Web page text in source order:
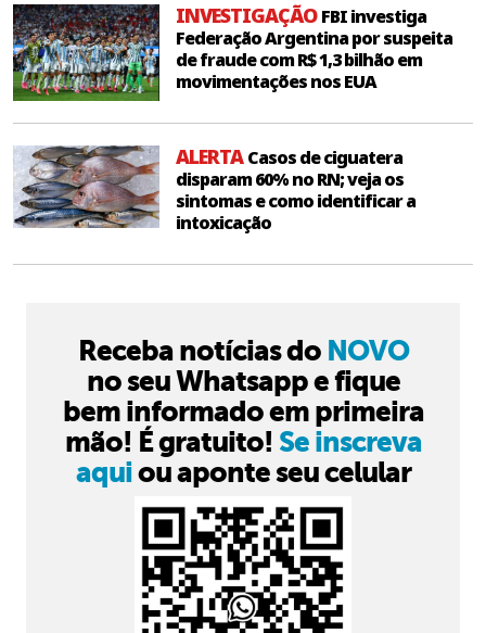
INVESTIGAÇÃOFBI investiga
Federação Argentina por suspeita
de fraude com R$ 1,3 bilhão em
movimentações nos EUA
ALERTACasos de ciguatera
disparam 60% no RN; veja os
sintomas e como identificar a
intoxicação
Receba notícias do NOVO
no seu Whatsapp e fique
bem informado em primeira
mão! É gratuito! Se inscreva
aquiou aponte seu celular